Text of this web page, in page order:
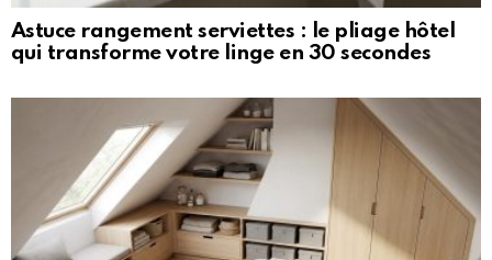
Astuce rangement serviettes : le pliage hôtel
qui transforme votre linge en 30 secondes